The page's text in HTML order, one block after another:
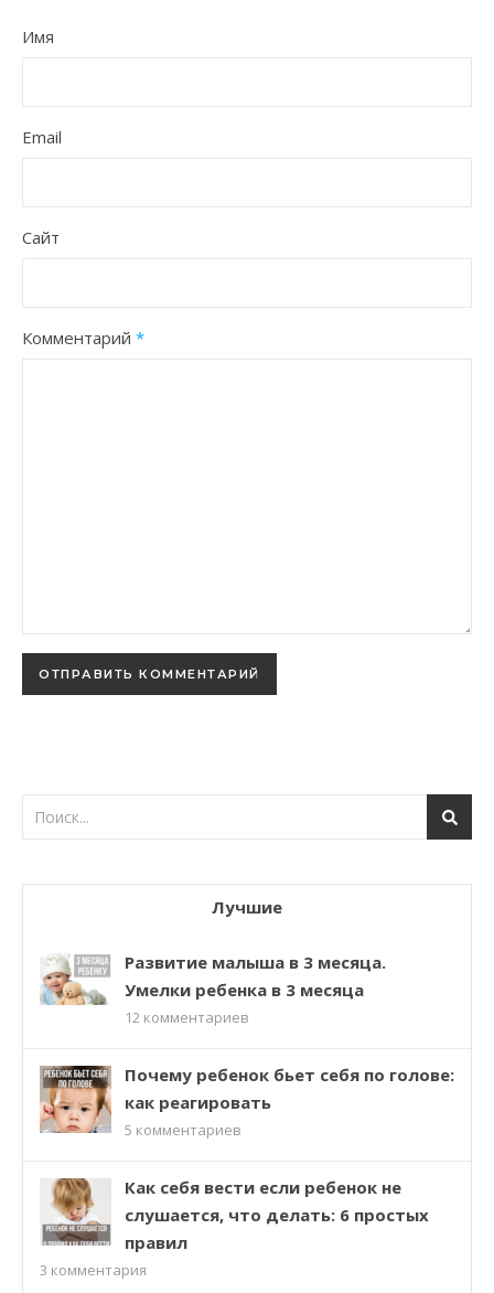
Имя
Email
Сайт
Комментарий *
Лучшие
Развитие малыша в 3 месяца.
Умелки ребенка в 3 месяца
12 комментариев
Почему ребенок бьет себя по голове:
как реагировать
5 комментариев
Как себя вести если ребенок не
слушается, что делать: 6 простых
правил
3 комментария